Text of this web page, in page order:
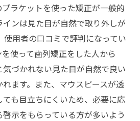
ラケットを使った矯正が一般的
ンは見た目が自然で取り外しが
使用者の口コミで評判になってい
使って歯列矯正をした人から
づかれない見た目が自然で良い
ます。また、マウスピースが透
も目立ちにくいため、必要に応
示をもらっている方が多いよう